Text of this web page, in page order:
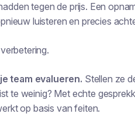
tegen de prijs. Een
luisteren en precies
team evalueren. Stellen ze
te weinig? Met echte
op basis van feiten.